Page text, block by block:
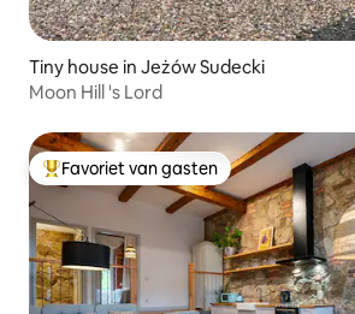
Tiny house in Jeżów Sudecki
Moon Hill 's Lord
Topfavoriet van gasten
Favoriet van gasten